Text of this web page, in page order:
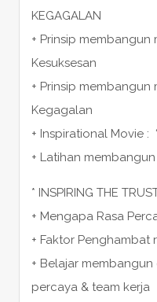
KEGAGALAN
+ Prinsip membangun
Kesuksesan
+ Prinsip membangun
Kegagalan
+ Inspirational Movie :
+ Latihan
* INSPIRING THE
+ Mengapa Rasa
+ Faktor Penghambat
+ Belajar
percaya & team kerja